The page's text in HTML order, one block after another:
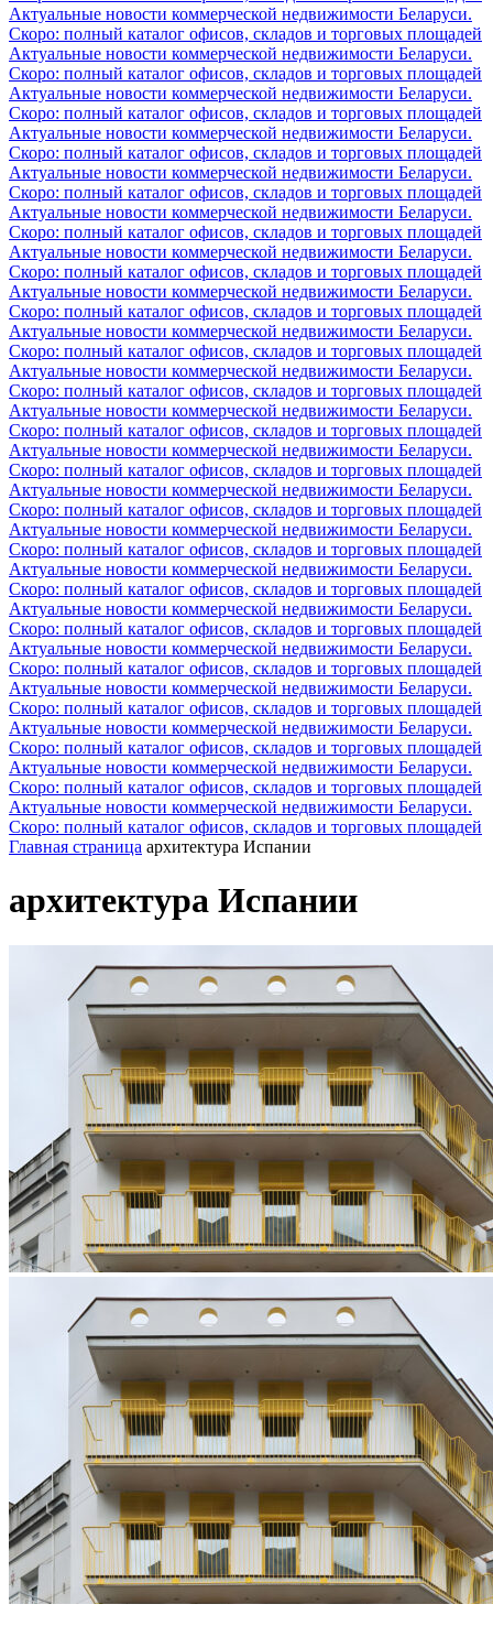
Актуальные новости коммерческой недвижимости Беларуси.
Скоро: полный каталог офисов, складов и торговых площадей
Актуальные новости коммерческой недвижимости Беларуси.
Скоро: полный каталог офисов, складов и торговых площадей
Актуальные новости коммерческой недвижимости Беларуси.
Скоро: полный каталог офисов, складов и торговых площадей
Актуальные новости коммерческой недвижимости Беларуси.
Скоро: полный каталог офисов, складов и торговых площадей
Актуальные новости коммерческой недвижимости Беларуси.
Скоро: полный каталог офисов, складов и торговых площадей
Актуальные новости коммерческой недвижимости Беларуси.
Скоро: полный каталог офисов, складов и торговых площадей
Актуальные новости коммерческой недвижимости Беларуси.
Скоро: полный каталог офисов, складов и торговых площадей
Актуальные новости коммерческой недвижимости Беларуси.
Скоро: полный каталог офисов, складов и торговых площадей
Актуальные новости коммерческой недвижимости Беларуси.
Скоро: полный каталог офисов, складов и торговых площадей
Актуальные новости коммерческой недвижимости Беларуси.
Скоро: полный каталог офисов, складов и торговых площадей
Актуальные новости коммерческой недвижимости Беларуси.
Скоро: полный каталог офисов, складов и торговых площадей
Актуальные новости коммерческой недвижимости Беларуси.
Скоро: полный каталог офисов, складов и торговых площадей
Актуальные новости коммерческой недвижимости Беларуси.
Скоро: полный каталог офисов, складов и торговых площадей
Актуальные новости коммерческой недвижимости Беларуси.
Скоро: полный каталог офисов, складов и торговых площадей
Актуальные новости коммерческой недвижимости Беларуси.
Скоро: полный каталог офисов, складов и торговых площадей
Актуальные новости коммерческой недвижимости Беларуси.
Скоро: полный каталог офисов, складов и торговых площадей
Актуальные новости коммерческой недвижимости Беларуси.
Скоро: полный каталог офисов, складов и торговых площадей
Актуальные новости коммерческой недвижимости Беларуси.
Скоро: полный каталог офисов, складов и торговых площадей
Актуальные новости коммерческой недвижимости Беларуси.
Скоро: полный каталог офисов, складов и торговых площадей
Актуальные новости коммерческой недвижимости Беларуси.
Скоро: полный каталог офисов, складов и торговых площадей
Актуальные новости коммерческой недвижимости Беларуси.
Скоро: полный каталог офисов, складов и торговых площадей
Главная страница архитектура Испании
архитектура Испании